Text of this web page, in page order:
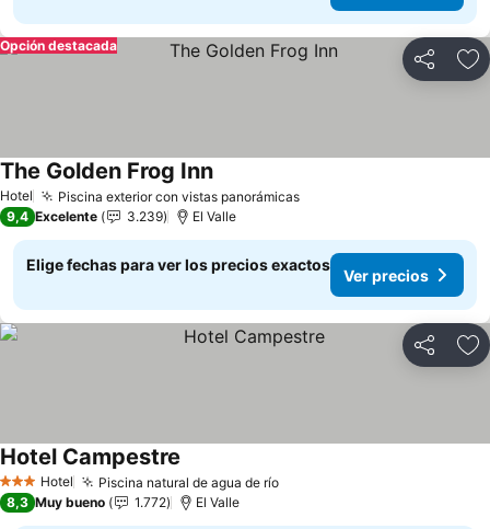
Compartir
Opción destacada
Hotel Piscina exterior con vistas panorámicasVer precios
The Golden Frog InnVer precios
9,4 Excelente 3.239 El Valle
Elige fechas para ver los precios exactos
Ver precios
Compartir
3 Estrellas
Hotel Piscina natural de agua de ríoVer precios
Hotel Campestre
8,3 Muy bueno 1.772 El Valle